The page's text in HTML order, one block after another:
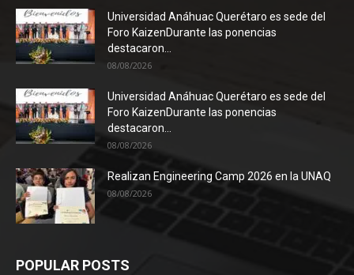
Universidad Anáhuac Querétaro es sede del
Foro KaizenDurante las ponencias
destacaron...
08/08/2026
Universidad Anáhuac Querétaro es sede del
Foro KaizenDurante las ponencias
destacaron...
08/08/2026
Realizan Engineering Camp 2026 en la UNAQ
08/08/2026
POPULAR POSTS